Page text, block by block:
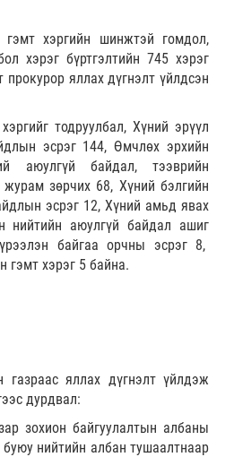
хэргийн шинжтэй гомдол,
хэрэг бүртгэлтийн 745 хэрэг
яллах дүгнэлт үйлдсэн
тодруулбал, Хүний эрүүл
эсрэг 144, Өмчлөх эрхийн
аюулгүй байдал, тээврийн
зөрчих 68, Хүний бэлгийн
эсрэг 12, Хүний амьд явах
аюулгүй байдал ашиг
байгаа орчны эсрэг 8,
гэмт хэрэг 5 байна.
газраас яллах дүгнэлт үйлдэж
дурдвал:
зохион байгуулалтын албаны
буюу нийтийн албан тушаалтнаар